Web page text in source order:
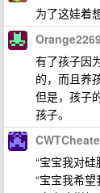
为了这娃着
Orange2269
有了孩子因
的，而且养
但是，孩子
孩子。
“宝宝我对硅
“宝宝我希